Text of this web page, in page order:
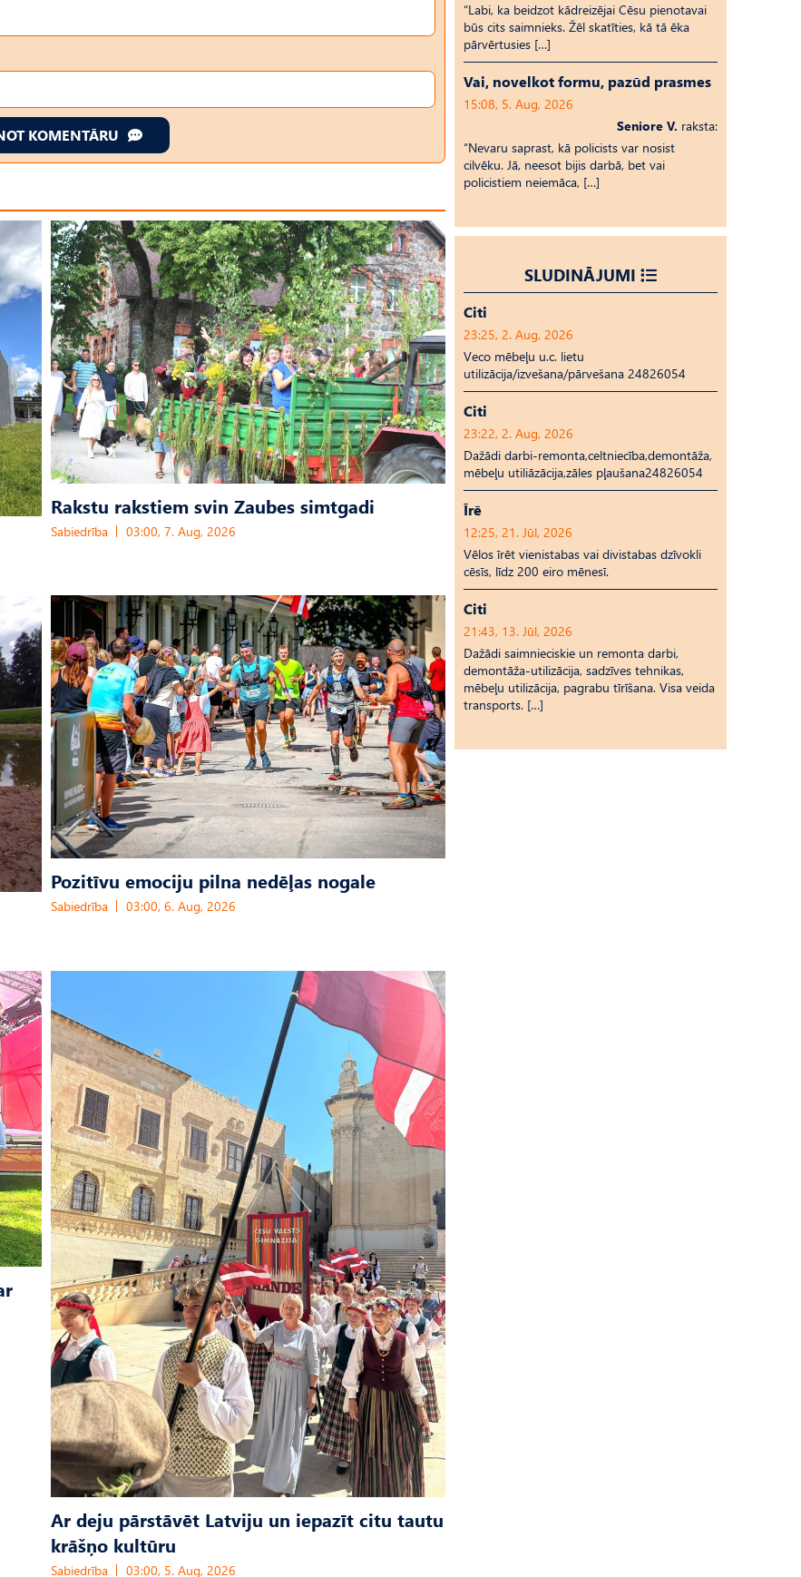
KOMENTĀRU
Rakstu rakstiem svin Zaubes simtgadi
Sabiedrība 03:00, 7. Aug, 2026
Pozitīvu emociju pilna nedēļas nogale
Sabiedrība 03:00, 6. Aug, 2026
Ar deju pārstāvēt Latviju un iepazīt citu tautu
krāšņo kultūru
Sabiedrība 03:00, 5. Aug, 2026
“Labi, ka beidzot kādreizējai Cēsu pienotavai
būs cits saimnieks. Žēl skatīties, kā tā ēka
pārvērtusies […]
Vai, novelkot formu, pazūd prasmes
15:08, 5. Aug, 2026
Seniore V. raksta:
“Nevaru saprast, kā policists var nosist
cilvēku. Jā, neesot bijis darbā, bet vai
policistiem neiemāca, […]
SLUDINĀJUMI
Citi
23:25, 2. Aug, 2026
Veco mēbeļu u.c. lietu
utilizācija/izvešana/pārvešana 24826054
Citi
23:22, 2. Aug, 2026
Dažādi darbi-remonta,celtniecība,demontāža,
mēbeļu utiliāzācija,zāles pļaušana24826054
Īrē
12:25, 21. Jūl, 2026
Vēlos īrēt vienistabas vai divistabas dzīvokli
cēsīs, līdz 200 eiro mēnesī.
Citi
21:43, 13. Jūl, 2026
Dažādi saimnieciskie un remonta darbi,
demontāža-utilizācija, sadzīves tehnikas,
mēbeļu utilizācija, pagrabu tīrīšana. Visa veida
transports. […]